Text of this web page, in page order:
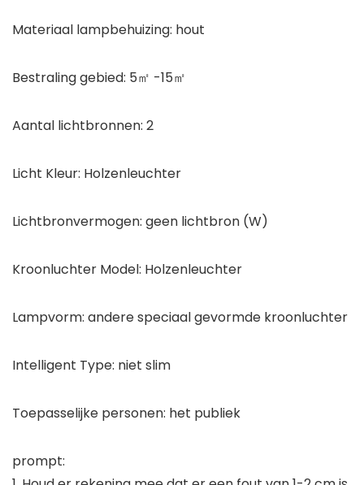
Materiaal lampbehuizing: hout
Bestraling gebied: 5㎡ -15㎡
Aantal lichtbronnen: 2
Licht Kleur: Holzenleuchter
Lichtbronvermogen: geen lichtbron (W)
Kroonluchter Model: Holzenleuchter
Lampvorm: andere speciaal gevormde kroonluchter
Intelligent Type: niet slim
Toepasselijke personen: het publiek
prompt: